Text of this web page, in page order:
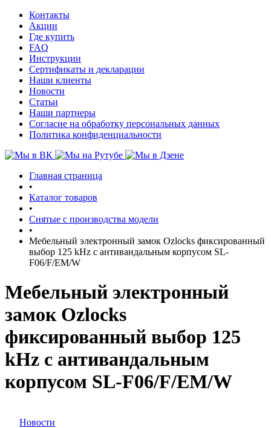
Контакты
Акции
Где купить
FAQ
Инструкции
Сертификаты и декларации
Наши клиенты
Новости
Статьи
Наши партнеры
Согласие на обработку персональных данных
Политика конфиденциальности
Главная страница
•
Каталог товаров
•
Снятые с производства модели
•
Мебельный электронный замок Ozlocks фиксированный
выбор 125 kHz с антивандальным корпусом SL-
F06/F/EM/W
Мебельный электронный
замок Ozlocks
фиксированный выбор 125
kHz с антивандальным
корпусом SL-F06/F/EM/W
Новости